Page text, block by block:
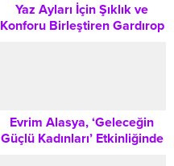
Yaz Ayları İçin Şıklık ve
Konforu Birleştiren Gardırop
Evrim Alasya, ‘Geleceğin
Güçlü Kadınları’ Etkinliğinde